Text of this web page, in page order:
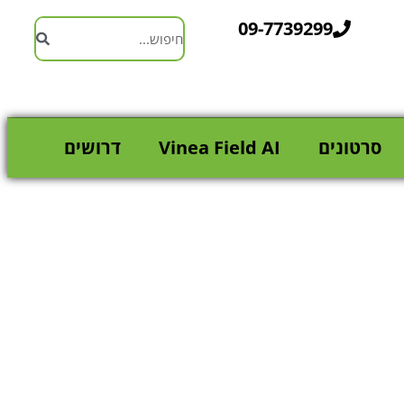
09-7739299
סרטונים Vinea Field AI דרושים